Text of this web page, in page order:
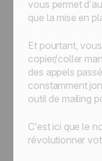
vous permet
que la mise en
Et pourtant,
copier/coller
des appels
constamment
outil de mailing
C’est ici que le
révolutionner